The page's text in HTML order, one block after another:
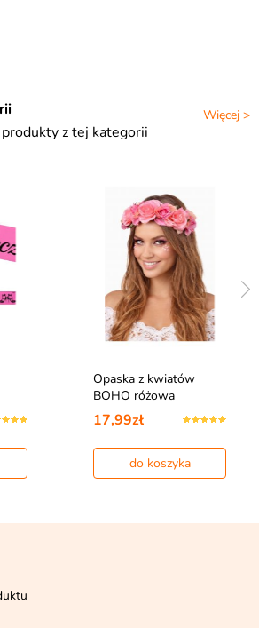
Więcej >
z tej kategorii
Opaska z kwiatów
BOHO różowa
17,99zł
do koszyka